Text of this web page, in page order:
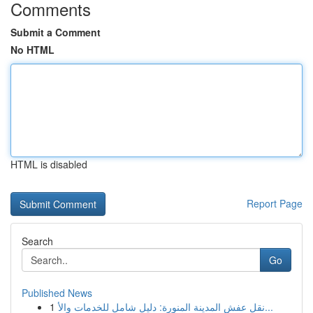
Comments
Submit a Comment
No HTML
HTML is disabled
Report Page
Search
Go
Published News
1
نقل عفش المدينة المنورة: دليل شامل للخدمات والأ...